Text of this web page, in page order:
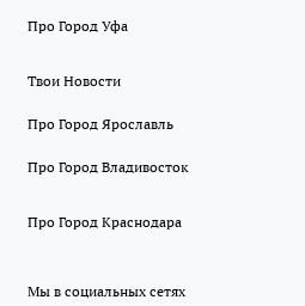
Про Город Уфа
Твои Новости
Про Город Ярославль
Про Город Владивосток
Про Город Краснодара
Мы в социальных сетях